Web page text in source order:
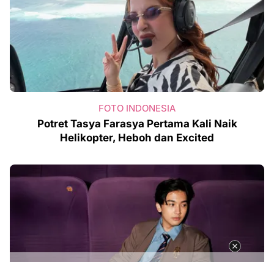
FOTO INDONESIA
Potret Tasya Farasya Pertama Kali Naik
Helikopter, Heboh dan Excited